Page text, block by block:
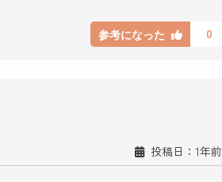
参考になった 0
投稿日：1年前